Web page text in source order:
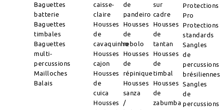
Baguettes
batterie
Baguettes
timbales
Baguettes
multi-
percussions
Mailloches
Balais
caisse-
claire
Housses
de
cavaquinho
Housses
cajon
Housses
de
cuica
Housses
de
pandeiro
Housses
de
rebolo
Housses
de
répinique
Housses
sanza
/
sur
cadre
Housses
de
tantan
Housses
de
timbal
Housses
de
zabumba
Protections
Pro
Protections
standards
Sangles
de
percussions
brésiliennes
Sangles
de
percussions